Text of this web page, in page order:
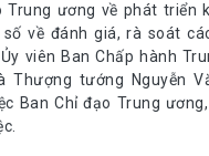
ương về phát triển
về đánh giá, rà soát
viên Ban Chấp hành
Thượng tướng Nguyễn
Ban Chỉ đạo Trung